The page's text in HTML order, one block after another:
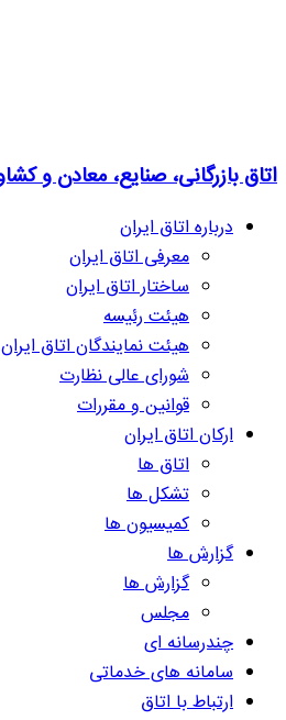
اتاق بازرگانی، صنایع، معادن و
درباره اتاق ایران
معرفی اتاق ایران
ساختار اتاق ایران
هیئت رئیسه
هیئت نمایندگان اتاق ایران
شورای عالی نظارت
قوانین و مقررات
ارکان اتاق ایران
اتاق ها
تشکل ها
کمیسیون ها
گزارش ها
گزارش ها
مجلس
چندرسانه ای
سامانه های خدماتی
ارتباط با اتاق